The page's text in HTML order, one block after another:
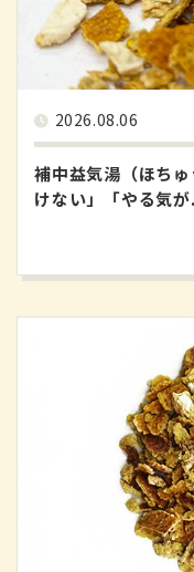
2026.08.06
補中益気湯（ほち
けない」「やる気